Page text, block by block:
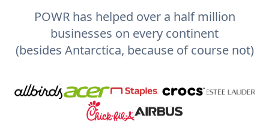
POWR has helped over a half million
businesses on every continent
(besides Antarctica, because of course not)